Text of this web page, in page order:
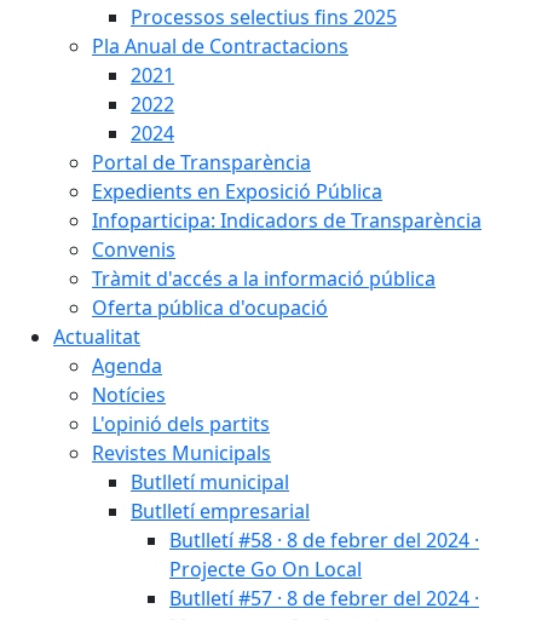
Processos selectius fins 2025
Pla Anual de Contractacions
2021
2022
2024
Portal de Transparència
Expedients en Exposició Pública
Infoparticipa: Indicadors de Transparència
Convenis
Tràmit d'accés a la informació pública
Oferta pública d'ocupació
Actualitat
Agenda
Notícies
L'opinió dels partits
Revistes Municipals
Butlletí municipal
Butlletí empresarial
Butlletí #58 · 8 de febrer del 2024 ·
Projecte Go On Local
Butlletí #57 · 8 de febrer del 2024 ·